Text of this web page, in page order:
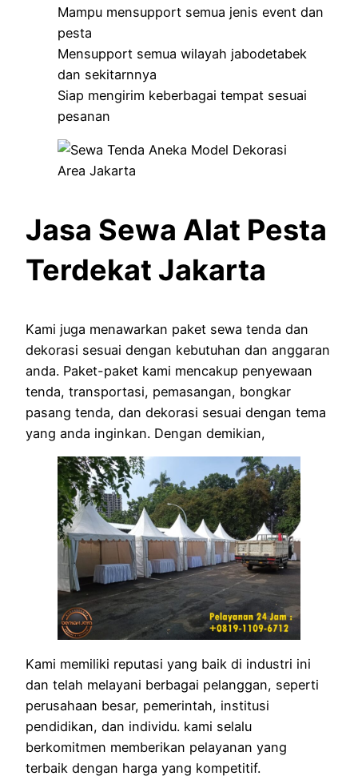
Mampu mensupport semua jenis event dan
pesta
Mensupport semua wilayah jabodetabek
dan sekitarnnya
Siap mengirim keberbagai tempat sesuai
pesanan
Jasa Sewa Alat Pesta
Terdekat Jakarta
Kami juga menawarkan paket sewa tenda dan
dekorasi sesuai dengan kebutuhan dan anggaran
anda. Paket-paket kami mencakup penyewaan
tenda, transportasi, pemasangan, bongkar
pasang tenda, dan dekorasi sesuai dengan tema
yang anda inginkan. Dengan demikian,
Kami memiliki reputasi yang baik di industri ini
dan telah melayani berbagai pelanggan, seperti
perusahaan besar, pemerintah, institusi
pendidikan, dan individu. kami selalu
berkomitmen memberikan pelayanan yang
terbaik dengan harga yang kompetitif.